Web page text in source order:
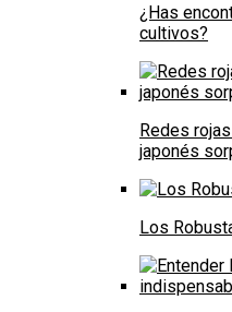
¿Has
cultivos?
Redes
japonés
Los